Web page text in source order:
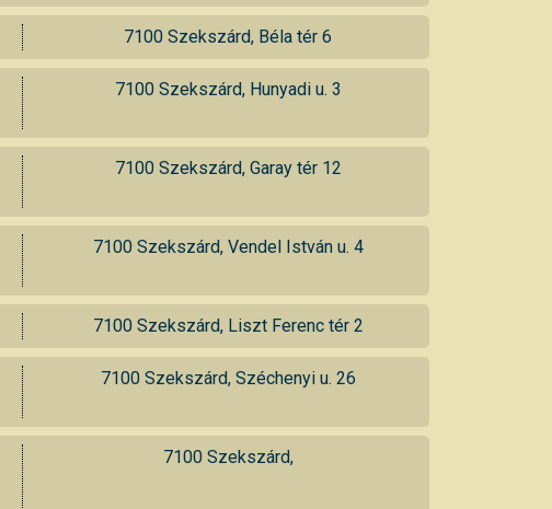
7100 Szekszárd, Béla tér 6
7100 Szekszárd, Hunyadi u. 3
7100 Szekszárd, Garay tér 12
7100 Szekszárd, Vendel István u. 4
7100 Szekszárd, Liszt Ferenc tér 2
7100 Szekszárd, Széchenyi u. 26
7100 Szekszárd,